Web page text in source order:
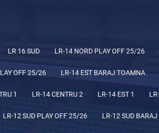
LR 16 SUD LR-14 NORD PLAY OFF 25/26
OFF 25/26 LR-14 EST BARAJ TOAMNA
1 LR-14 CENTRU 2 LR-14 EST 1
LR-12 SUD PLAY OFF 25/26 LR-12 SUD